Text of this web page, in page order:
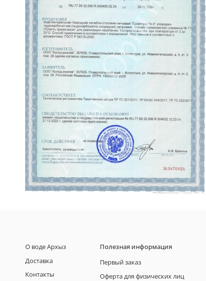
О воде Архыз
Доставка
Контакты
Полезная информация
Первый заказ
Оферта для физических лиц